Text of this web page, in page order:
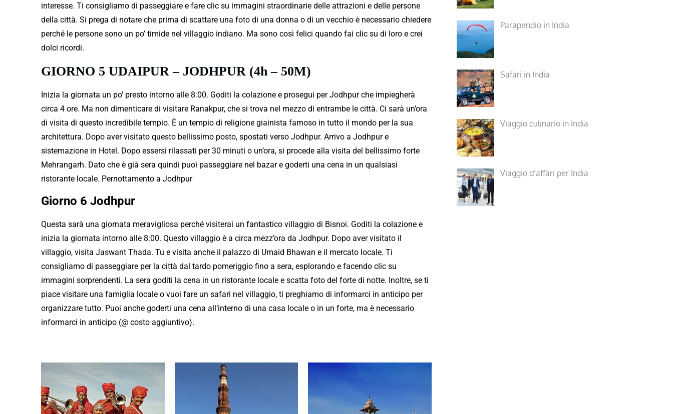
interesse. Ti consigliamo di passeggiare e fare clic su immagini straordinarie delle attrazioni e delle persone
della città. Si prega di notare che prima di scattare una foto di una donna o di un vecchio è necessario chiedere
perché le persone sono un po’ timide nel villaggio indiano. Ma sono così felici quando fai clic su di loro e crei
dolci ricordi.
GIORNO 5 UDAIPUR – JODHPUR (4h – 50M)
Inizia la giornata un po’ presto intorno alle 8:00. Goditi la colazione e prosegui per Jodhpur che impiegherà
circa 4 ore. Ma non dimenticare di visitare Ranakpur, che si trova nel mezzo di entrambe le città. Ci sarà un’ora
di visita di questo incredibile tempio. È un tempio di religione giainista famoso in tutto il mondo per la sua
architettura. Dopo aver visitato questo bellissimo posto, spostati verso Jodhpur. Arrivo a Jodhpur e
sistemazione in Hotel. Dopo essersi rilassati per 30 minuti o un’ora, si procede alla visita del bellissimo forte
Mehrangarh. Dato che è già sera quindi puoi passeggiare nel bazar e goderti una cena in un qualsiasi
ristorante locale. Pernottamento a Jodhpur
Giorno 6 Jodhpur
Questa sarà una giornata meravigliosa perché visiterai un fantastico villaggio di Bisnoi. Goditi la colazione e
inizia la giornata intorno alle 8:00. Questo villaggio è a circa mezz’ora da Jodhpur. Dopo aver visitato il
villaggio, visita Jaswant Thada. Tu e visita anche il palazzo di Umaid Bhawan e il mercato locale. Ti
consigliamo di passeggiare per la città dal tardo pomeriggio fino a sera, esplorando e facendo clic su
immagini sorprendenti. La sera goditi la cena in un ristorante locale e scatta foto del forte di notte. Inoltre, se ti
piace visitare una famiglia locale o vuoi fare un safari nel villaggio, ti preghiamo di informarci in anticipo per
organizzare tutto. Puoi anche goderti una cena all’interno di una casa locale o in un forte, ma è necessario
informarci in anticipo (@ costo aggiuntivo).
Parapendio in India
Safari in India
Viaggio culinario in India
Viaggio d’affari per India